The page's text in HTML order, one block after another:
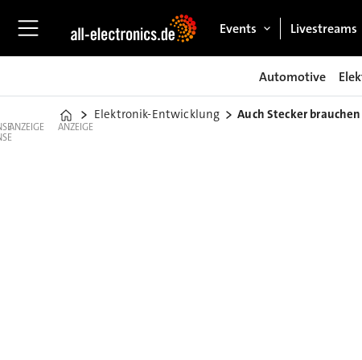
Events Livestreams
Automotive
Home
Elektronik-Entwicklung Auch Stecker
ANZEIGE ANZEIGE